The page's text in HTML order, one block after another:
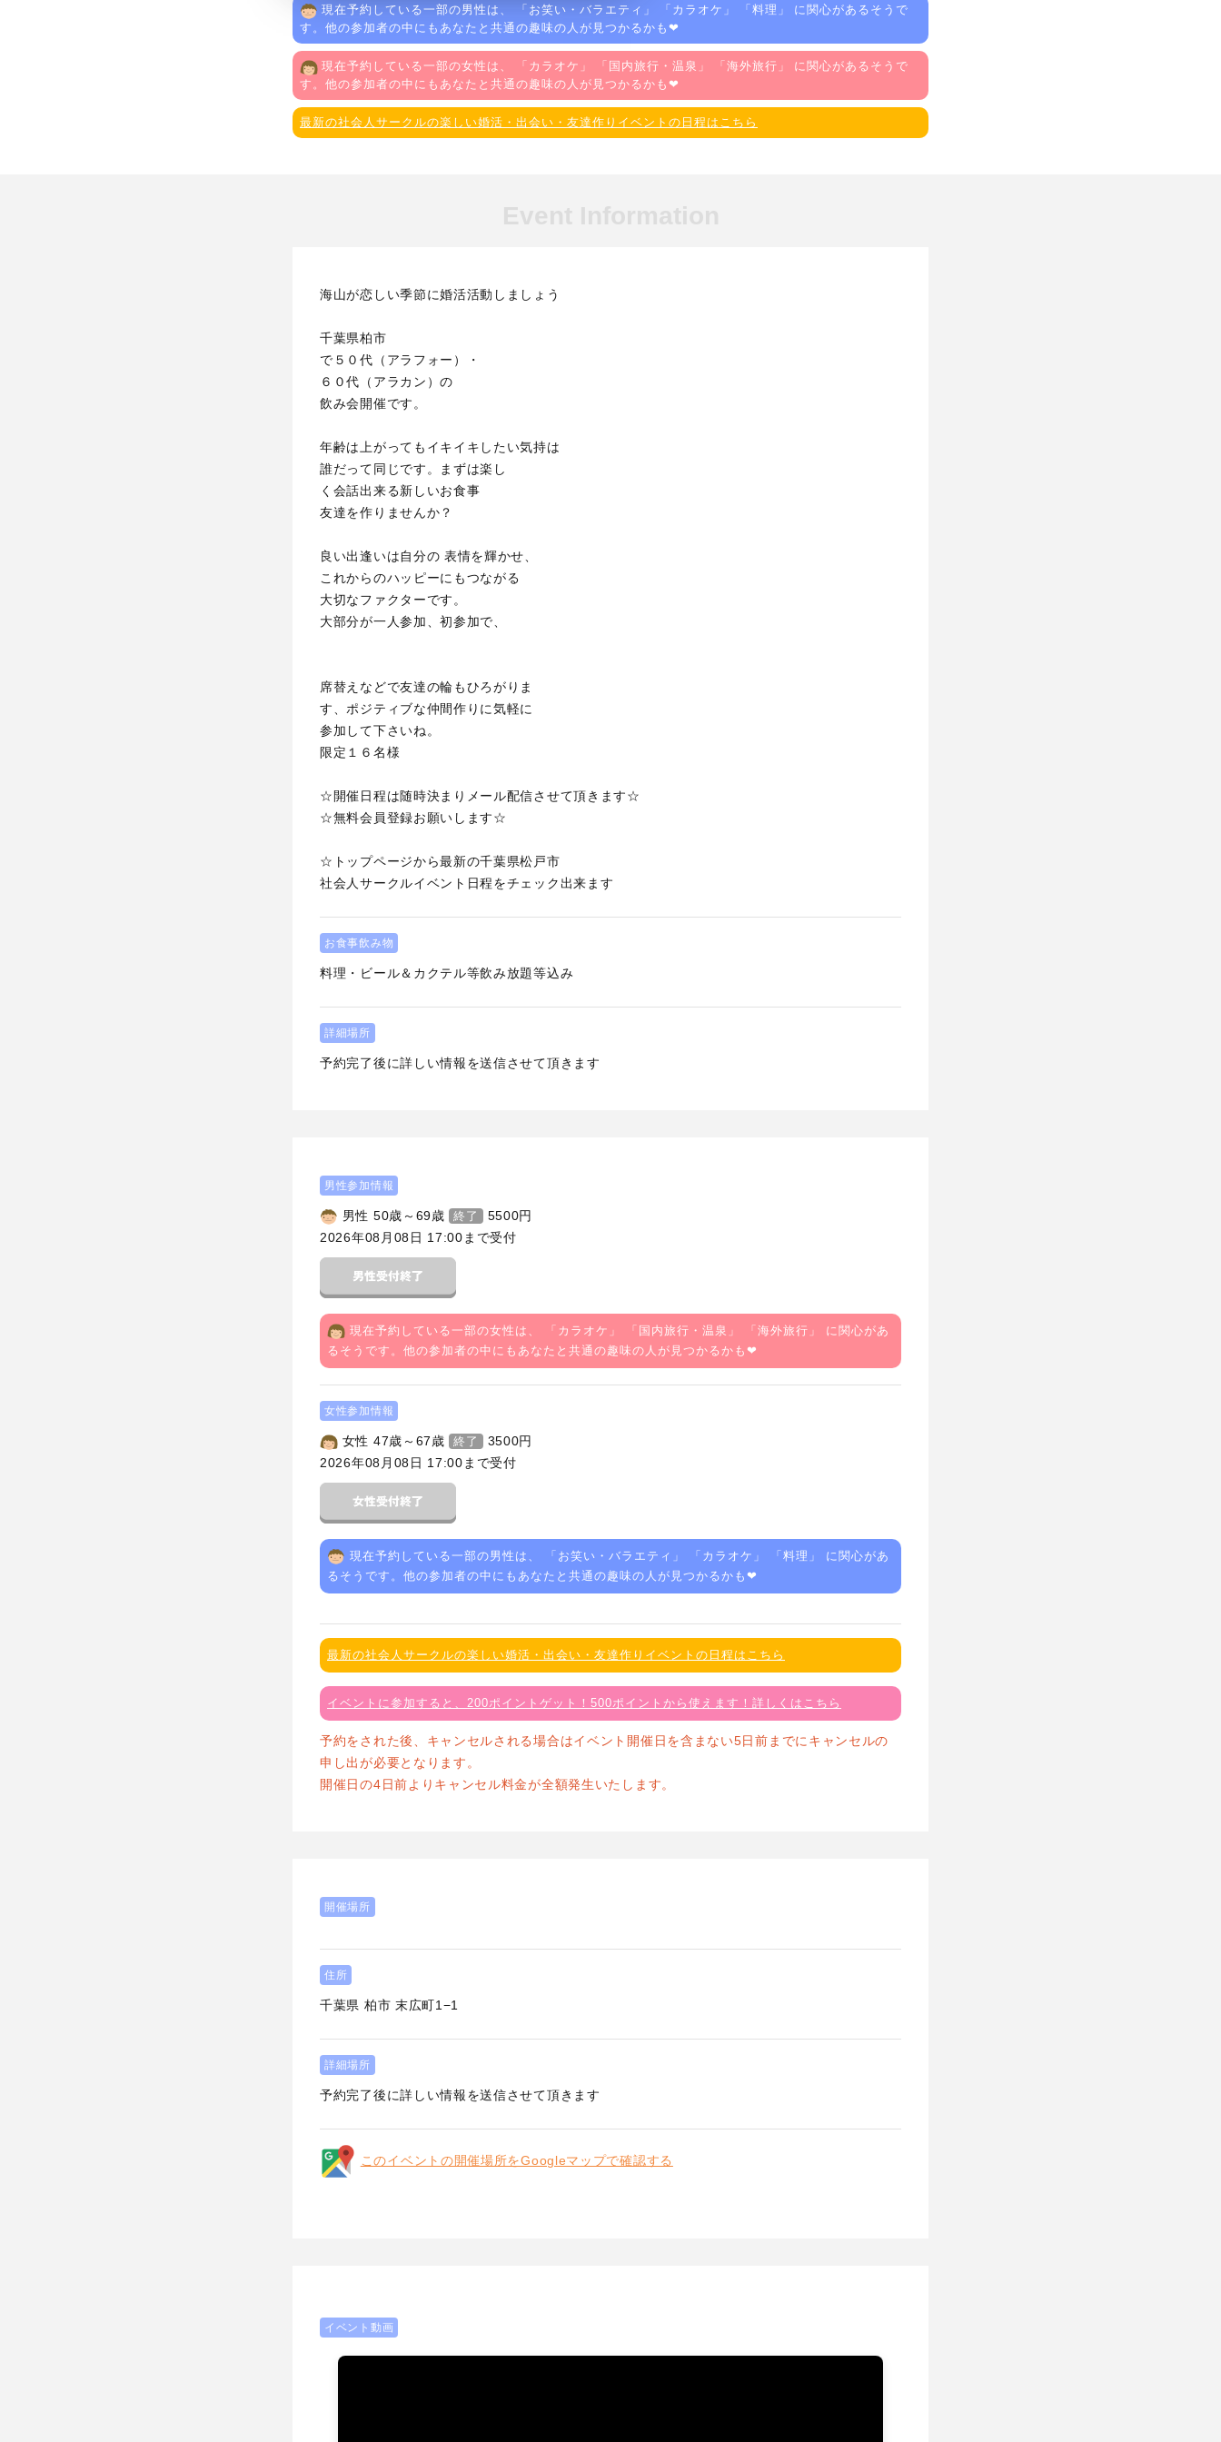
現在予約している一部の男性は、 「お笑い・バラエティ 」 「 カラオケ 」 「料理 」 に関心があるそうで
す。他の参加者の中にもあなたと共通の趣味の人が見つかるかも❤
現在予約している一部の女性は、 「 カラオケ 」 「国内旅行・温泉 」 「海外旅行 」 に関心があるそうで
す。他の参加者の中にもあなたと共通の趣味の人が見つかるかも❤
最新の社会人サークルの楽しい婚活・出会い・友達作りイベントの日程はこちら
海山が恋しい季節に婚活活動しましょう
千葉県柏市
で５０代（アラフォー）・
６０代（アラカン）の
飲み会開催です。
年齢は上がってもイキイキしたい気持は
誰だって同じです。まずは楽し
く会話出来る新しいお食事
友達を作りませんか？
良い出逢いは自分の 表情を輝かせ、
これからのハッピーにもつながる
大切なファクターです。
大部分が一人参加、初参加で、
席替えなどで友達の輪もひろがりま
す、ポジティブな仲間作りに気軽に
参加して下さいね。
限定１６名様
☆開催日程は随時決まりメール配信させて頂きます☆
☆無料会員登録お願いします☆
☆トップページから最新の千葉県松戸市
社会人サークルイベント日程をチェック出来ます
お食事飲み物
料理・ビール＆カクテル等飲み放題等込み
詳細場所
予約完了後に詳しい情報を送信させて頂きます
男性参加情報
男性 50歳～69歳 終了 5500円
2026年08月08日 17:00まで受付
現在予約している一部の女性は、 「 カラオケ 」 「 国内旅行・温泉 」 「 海外旅行 」 に関心があ
るそうです。他の参加者の中にもあなたと共通の趣味の人が見つかるかも❤
女性参加情報
女性 47歳～67歳 終了 3500円
2026年08月08日 17:00まで受付
現在予約している一部の男性は、 「 お笑い・バラエティ 」 「 カラオケ 」 「 料理 」 に関心があ
るそうです。他の参加者の中にもあなたと共通の趣味の人が見つかるかも❤
最新の社会人サークルの楽しい婚活・出会い・友達作りイベントの日程はこちら
イベントに参加すると、200ポイントゲット！500ポイントから使えます！詳しくはこちら
予約をされた後、キャンセルされる場合はイベント開催日を含まない5日前までにキャンセルの
申し出が必要となります。
開催日の4日前よりキャンセル料金が全額発生いたします。
開催場所
住所
千葉県 柏市 末広町1−1
詳細場所
予約完了後に詳しい情報を送信させて頂きます
このイベントの開催場所をGoogleマップで確認する
イベント動画